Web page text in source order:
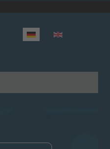
Sprache auswählen